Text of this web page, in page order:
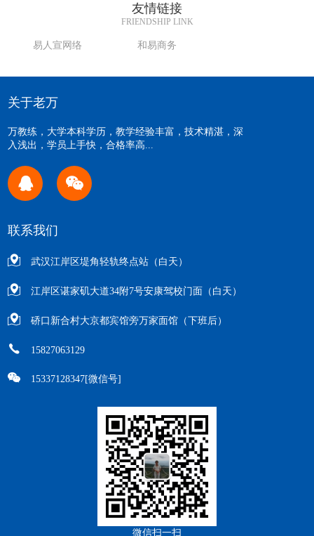
友情链接
FRIENDSHIP LINK
易人宣网络 和易商务
关于老万
万教练，大学本科学历，教学经验丰富，技术精湛，深
入浅出，学员上手快，合格率高...
联系我们
武汉江岸区堤角轻轨终点站（白天）
江岸区谌家矶大道34附7号安康驾校门面（白天）
硚口新合村大京都宾馆旁万家面馆（下班后）
15827063129
15337128347[微信号]
微信扫一扫